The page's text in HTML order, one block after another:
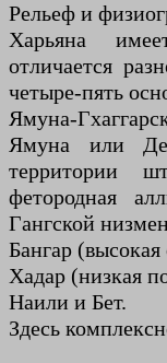
Рельеф и
Харьяна
отличается
четыре-пять
Ямуна-
Ямуна или
территории
фетородная
Гангской
Бангар (высокая
Хадар (низкая
Наили и Бет.
Здесь